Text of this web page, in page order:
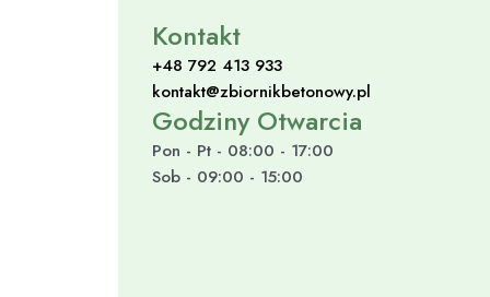
Kontakt
+48 792 413 933
kontakt@zbiornikbetonowy.pl
Godziny Otwarcia
Pon - Pt - 08:00 - 17:00
Sob - 09:00 - 15:00